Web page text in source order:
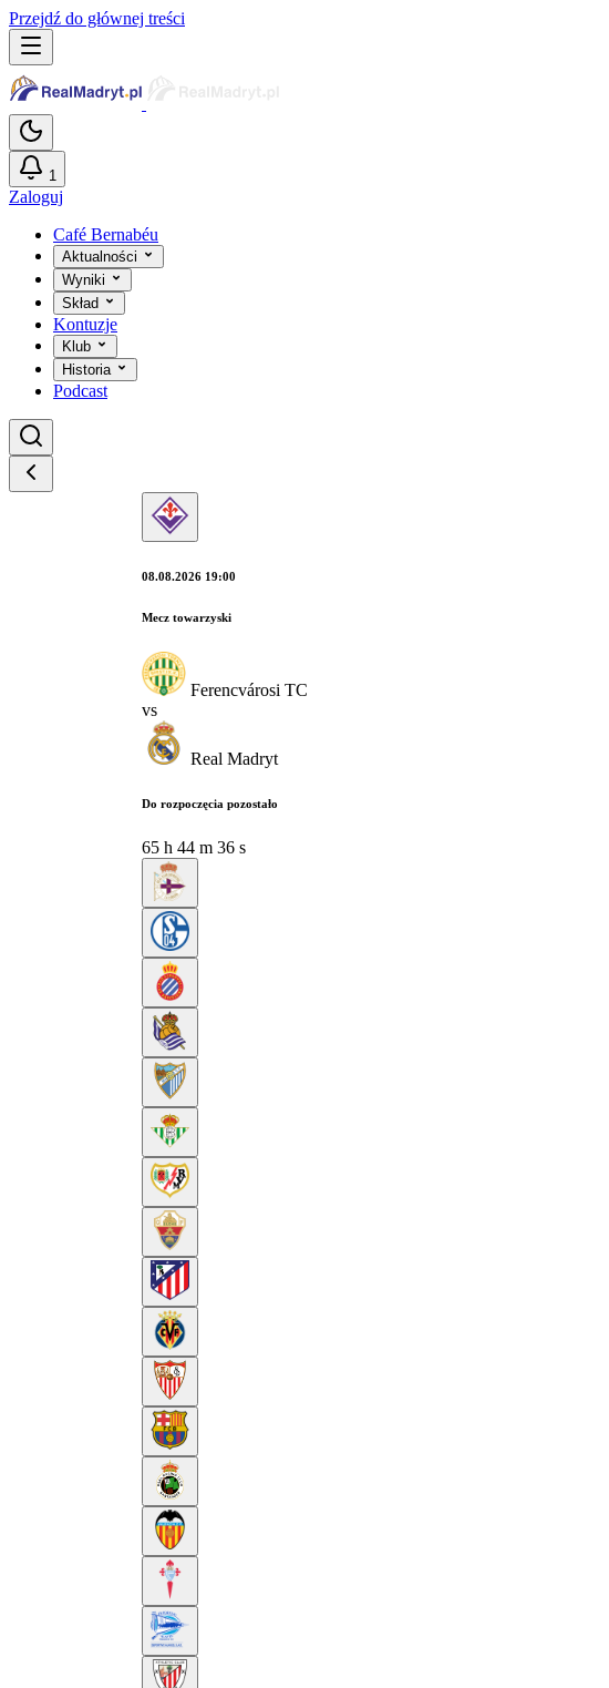
Przejdź do głównej treści
1
Zaloguj
Café Bernabéu
Aktualności
Wyniki
Skład
Kontuzje
Klub
Historia
Podcast
08.08.2026 19:00
Mecz towarzyski
Ferencvárosi TC
vs
Real Madryt
Do rozpoczęcia pozostało
65 h 44 m 35 s